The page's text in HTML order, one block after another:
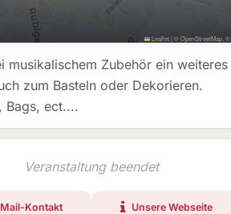
Zubehör ein weiteres
zum Basteln oder Dekorieren.
Bags, ect....
Veranstaltung beendet
Kontakt Unsere Webseite
Leaflet|©OpenStreetMap , ©